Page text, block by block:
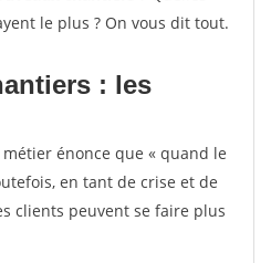
le plus ? On vous dit tout.
: les
énonce que « quand le
en tant de crise et de
clients peuvent se faire plus